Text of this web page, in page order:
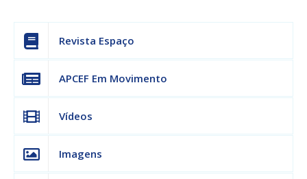
Revista Espaço
APCEF Em Movimento
Vídeos
Imagens